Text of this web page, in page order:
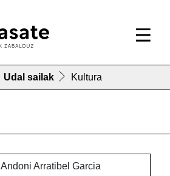
Udal sailak Kultura
Andoni Arratibel Garcia